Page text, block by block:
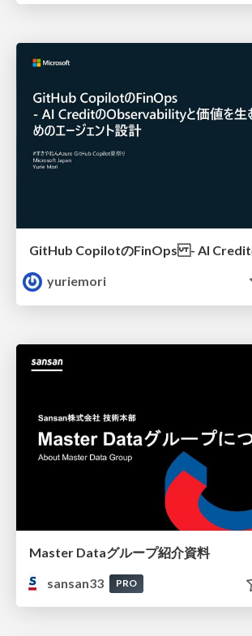
yuriemori
Master Dataグループ紹介資料
sansan33
PRO